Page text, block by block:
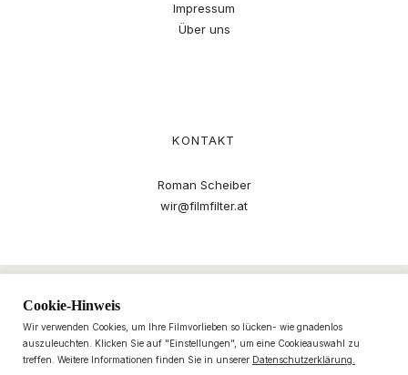
Impressum
Über uns
KONTAKT
Roman Scheiber
wir@filmfilter.at
Cookie-Hinweis
Wir verwenden Cookies, um Ihre Filmvorlieben so lücken- wie gnadenlos
auszuleuchten. Klicken Sie auf "Einstellungen", um eine Cookieauswahl zu
treffen. Weitere Informationen finden Sie in unserer Datenschutzerklärung.